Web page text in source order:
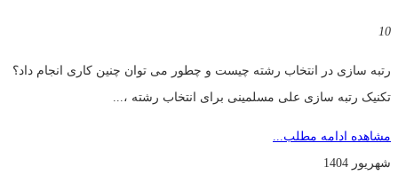
10
رتبه سازی در انتخاب رشته چیست و چطور می توان چنین کاری انجام داد؟
تکنیک رتبه سازی علی مسلمینی برای انتخاب رشته ،...
مشاهده ادامه مطلب...
شهریور 1404